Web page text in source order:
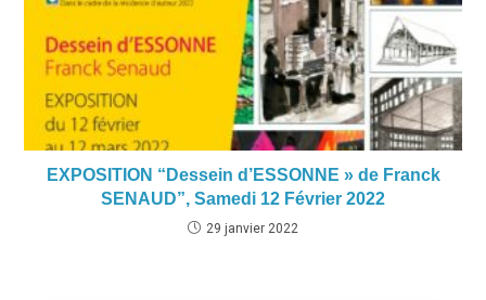
EXPOSITION “Dessein d’ESSONNE » de Franck
SENAUD”, Samedi 12 Février 2022
29 janvier 2022